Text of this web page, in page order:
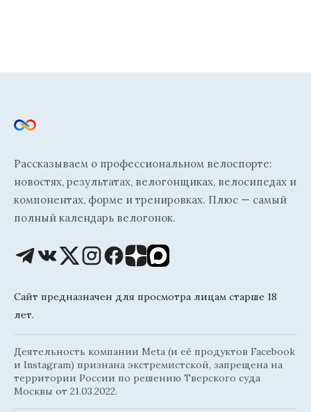
Рассказываем о профессиональном велоспорте:
новостях, результатах, велогонщиках, велосипедах и
компонентах, форме и тренировках. Плюс — самый
полный календарь велогонок.
Сайт предназначен для просмотра лицам старше 18
лет.
Деятельность компании Meta (и её продуктов Facebook
и Instagram) признана экстремистской, запрещена на
территории России по решению Тверского суда
Москвы от 21.03.2022.